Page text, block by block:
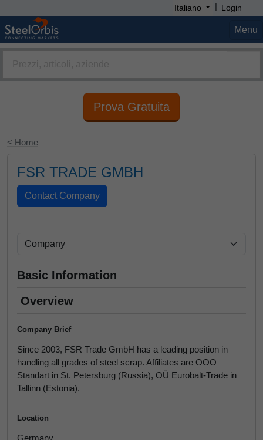
Italiano | Login
Menu
Prova Gratuita
< Home
FSR TRADE GMBH
Basic Information
Overview
Company Brief
Since 2003, FSR Trade GmbH has a leading position in
handling all grades of steel scrap. Affiliates are OOO
Standart in St. Petersburg (Russia), OÜ Eurobalt-Trade in
Tallinn (Estonia).
Location
Germany